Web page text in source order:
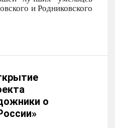
и Родниковского
о